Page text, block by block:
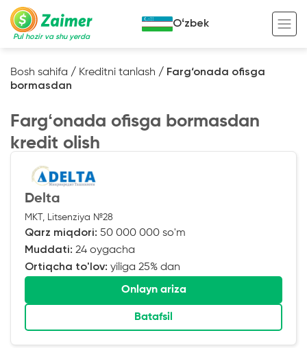
Pul hozir va shu yerda
Avto garov evaziga kredit
Ko’chmas mulk garov evaziga kredit
Maxsus texnika garov evaziga kredit
Kredit onlayn
Tadbirkorlar uchun onlayn kredit
O‘zini o‘zi band qilganlar uchun onlayn
kredit
Foydali
Kreditingizning hayotiy tsikli
Kalkulyator
Oʻzbek
Bosh sahifa / Kreditni tanlash / Farg‘onada ofisga
bormasdan
Fargʻonada ofisga bormasdan
kredit olish
Delta
MKT, Litsenziya №28
Qarz miqdori: 50 000 000 so'm
Muddati: 24 oygacha
Ortiqcha to'lov: yiliga 25% dan
Onlayn ariza
Batafsil